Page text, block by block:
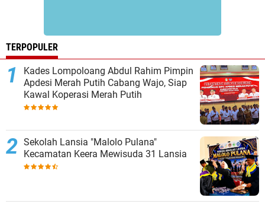
TERPOPULER
Kades Lompoloang Abdul Rahim Pimpin
Apdesi Merah Putih Cabang Wajo, Siap
Kawal Koperasi Merah Putih
Sekolah Lansia "Malolo Pulana"
Kecamatan Keera Mewisuda 31 Lansia